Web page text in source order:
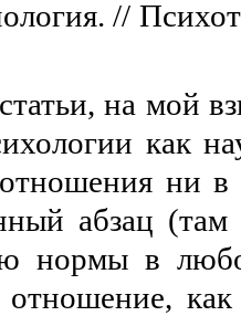
//
на мой
как
ни в
абзац
нормы в